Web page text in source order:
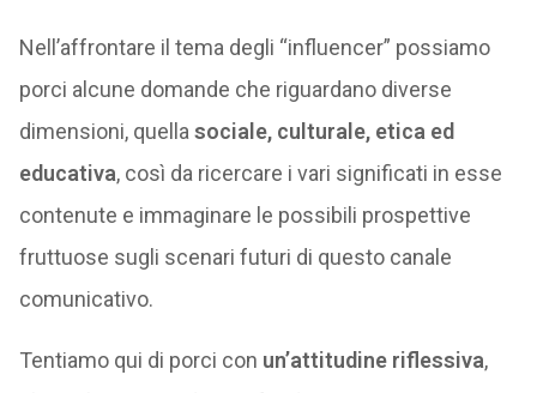
Nell’affrontare il tema degli “influencer” possiamo
porci alcune domande che riguardano diverse
dimensioni, quella sociale, culturale, etica ed
educativa, così da ricercare i vari significati in esse
contenute e immaginare le possibili prospettive
fruttuose sugli scenari futuri di questo canale
comunicativo.
Tentiamo qui di porci con un’attitudine riflessiva,